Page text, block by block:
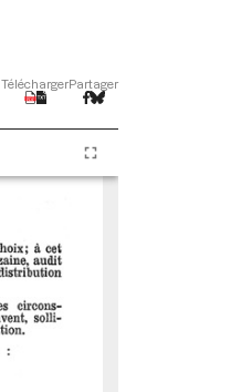
TéléchargerPartager